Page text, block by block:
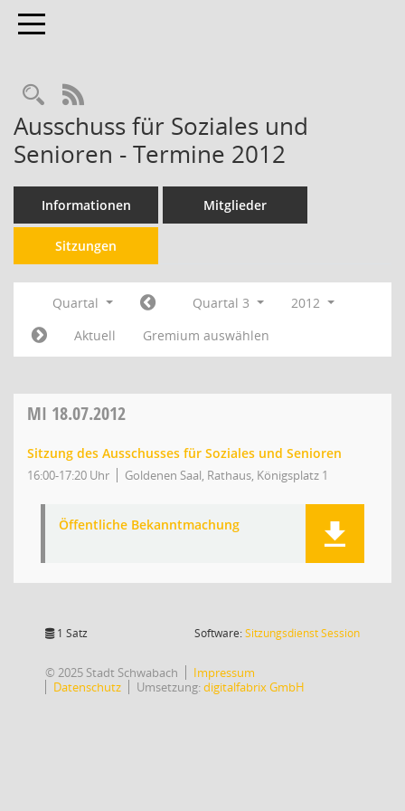
Toggle navigation
RSS-Feed
Ausschuss für Soziales und
Senioren - Termine 2012
Informationen Mitglieder
Sitzungen
Quartal Quartal 3
2012
Aktuell
Gremium auswählen
MI 18.07.2012
Sitzung des Ausschusses für Soziales und Senioren
16:00-17:20 Uhr Goldenen Saal, Rathaus, Königsplatz 1
Öffentliche Bekanntmachung
1 Satz Software:SitzungsdienstSession(Wird in
© 2025 Stadt Schwabach
Impressum
Datenschutz
Umsetzung:digitalfabrix GmbH